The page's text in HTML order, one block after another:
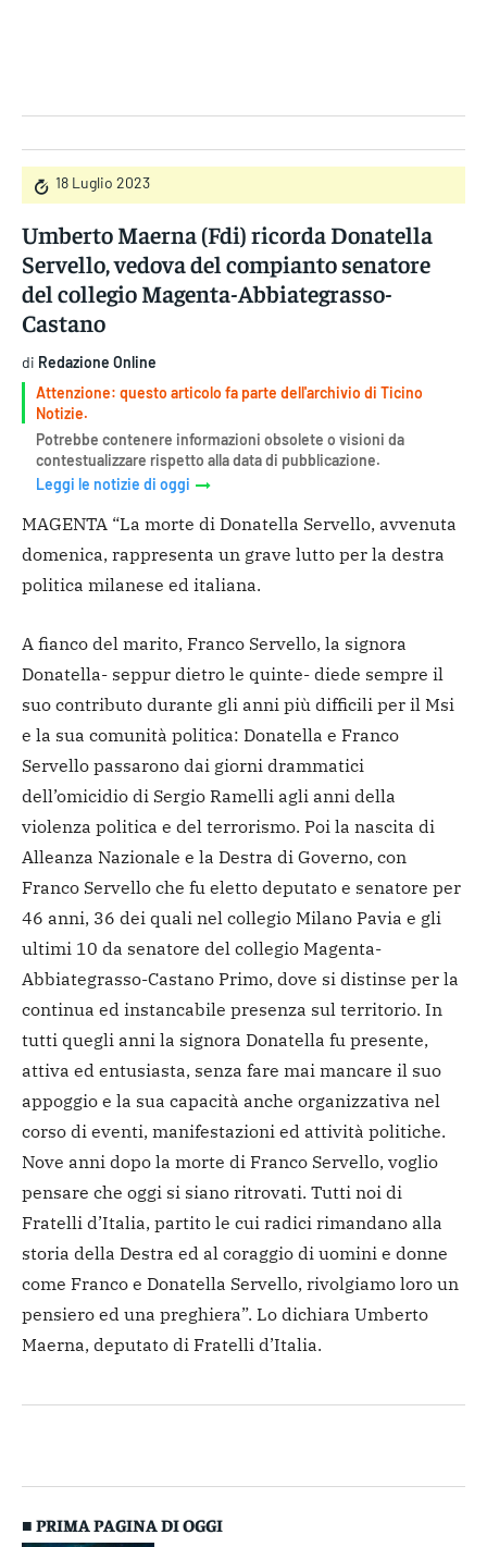
18 Luglio 2023
Umberto Maerna (Fdi) ricorda Donatella
Servello, vedova del compianto senatore
del collegio Magenta-Abbiategrasso-
Castano
di Redazione Online
Attenzione: questo articolo fa parte dell'archivio di Ticino
Notizie.
Potrebbe contenere informazioni obsolete o visioni da
contestualizzare rispetto alla data di pubblicazione.
Leggi le notizie di oggi
MAGENTA “La morte di Donatella Servello, avvenuta
domenica, rappresenta un grave lutto per la destra
politica milanese ed italiana.
A fianco del marito, Franco Servello, la signora
Donatella- seppur dietro le quinte- diede sempre il
suo contributo durante gli anni più difficili per il Msi
e la sua comunità politica: Donatella e Franco
Servello passarono dai giorni drammatici
dell’omicidio di Sergio Ramelli agli anni della
violenza politica e del terrorismo. Poi la nascita di
Alleanza Nazionale e la Destra di Governo, con
Franco Servello che fu eletto deputato e senatore per
46 anni, 36 dei quali nel collegio Milano Pavia e gli
ultimi 10 da senatore del collegio Magenta-
Abbiategrasso-Castano Primo, dove si distinse per la
continua ed instancabile presenza sul territorio. In
tutti quegli anni la signora Donatella fu presente,
attiva ed entusiasta, senza fare mai mancare il suo
appoggio e la sua capacità anche organizzativa nel
corso di eventi, manifestazioni ed attività politiche.
Nove anni dopo la morte di Franco Servello, voglio
pensare che oggi si siano ritrovati. Tutti noi di
Fratelli d’Italia, partito le cui radici rimandano alla
storia della Destra ed al coraggio di uomini e donne
come Franco e Donatella Servello, rivolgiamo loro un
pensiero ed una preghiera”. Lo dichiara Umberto
Maerna, deputato di Fratelli d’Italia.
■ PRIMA PAGINA DI OGGI